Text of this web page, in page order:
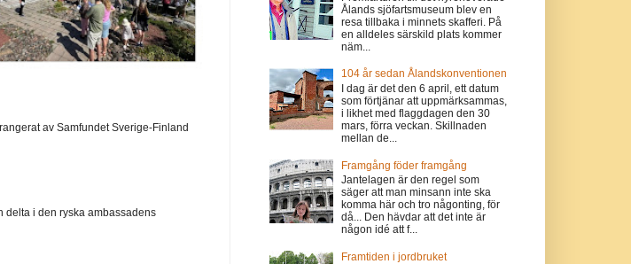
av Samfundet Sverige-Finland
delta i den ryska ambassadens
Ålands sjöfartsmuseum blev en
resa tillbaka i minnets skafferi. På
en alldeles särskild plats kommer
näm...
104 år sedan Ålandskonventionen
I dag är det den 6 april, ett datum
som förtjänar att uppmärksammas,
i likhet med flaggdagen den 30
mars, förra veckan. Skillnaden
mellan de...
Framgång föder framgång
Jantelagen är den regel som
säger att man minsann inte ska
komma här och tro någonting, för
då... Den hävdar att det inte är
någon idé att f...
Framtiden i jordbruket